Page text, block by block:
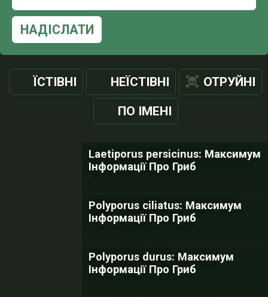
НАДІСЛАТИ
ЇСТІВНІ НЕЇСТІВНІ ОТРУЙНІ
ПО ІМЕНІ
Laetiporus persicinus: Максимум
Інформації Про Гриб
Polyporus ciliatus: Максимум
Інформації Про Гриб
Polyporus durus: Максимум
Інформації Про Гриб